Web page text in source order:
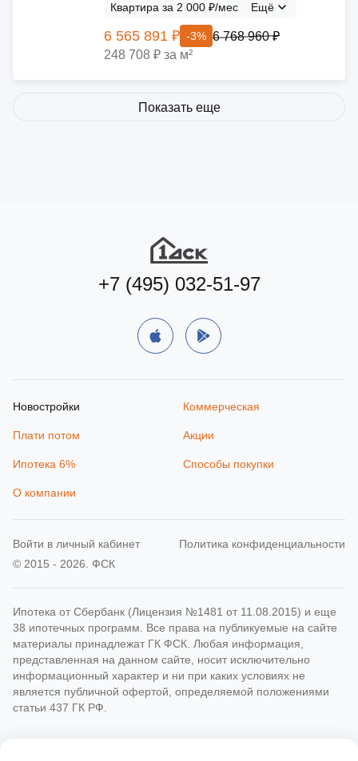
Квартира за 2 000 ₽/мес
Ещё
6 565 891 ₽ -3% 6 768 960 ₽
248 708 ₽ за м²
Показать еще
+7 (495) 032-51-97
Новостройки Коммерческая
Плати потом Акции
Ипотека 6% Способы покупки
О компании
© 2015 - 2026. ФСК
Политика конфиденциальности
Ипотека от Сбербанк (Лицензия №1481 от 11.08.2015) и еще
38 ипотечных программ. Все права на публикуемые на сайте
материалы принадлежат ГК ФСК. Любая информация,
представленная на данном сайте, носит исключительно
информационный характер и ни при каких условиях не
является публичной офертой, определяемой положениями
статьи 437 ГК РФ.
Войти в личный кабинет